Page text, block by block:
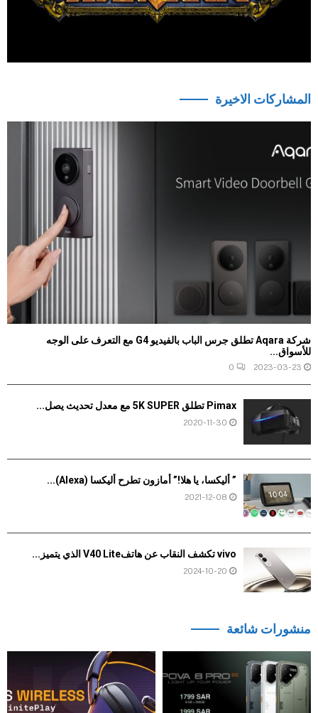
المشاركات الاخيرة
شركة Aqara تطلق جرس الباب بالفيديو G4 مع التعرف على الوجه
للأسواق...
2023-03-23
0
Pimax تطلق 5K SUPER مع معدل تحديث يصل...
2020-11-30
” أليكسا، يا هلا!” أمازون تطرح أليكسا (Alexa)...
2021-12-08
vivo تكشف النقاب عن هاتفV40 Lite الذي يتميز...
2024-10-20
منشورات شائعة